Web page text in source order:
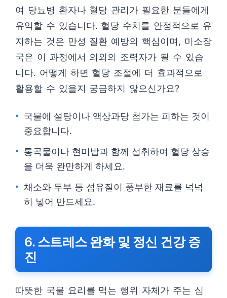
여 당뇨병 환자나 혈당 관리가 필요한 분들에게
유익할 수 있습니다. 혈당 수치를 안정적으로 유
지하는 것은 만성 질환 예방의 핵심이며, 미소장
국은 이 과정에서 의외의 조력자가 될 수 있습
니다. 어떻게 하면 혈당 조절에 더 효과적으로
활용할 수 있을지 궁금하지 않으신가요?
국물에 설탕이나 액상과당 첨가는 피하는 것이
중요합니다.
통곡물이나 현미밥과 함께 섭취하여 혈당 상승
을 더욱 완만하게 하세요.
채소와 두부 등 섬유질이 풍부한 재료를 넉넉
히 넣어 만드세요.
6. 스트레스 완화 및 정신 건강 증
진
따뜻한 국물 요리를 먹는 행위 자체가 주는 심